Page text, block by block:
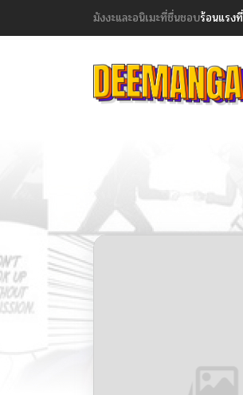
มังงะและอนิเมะที่ชื่นชอบร้อนแรง